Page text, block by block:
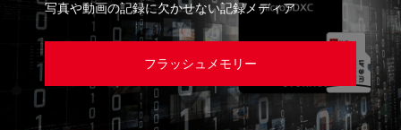
写真や動画の記録に欠かせない記録メディア
フラッシュメモリー